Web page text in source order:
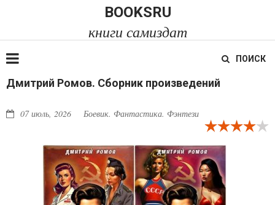
BOOKSRU
книги самиздат
ПОИСК
Дмитрий Ромов. Сборник произведений
07 июль, 2026 Боевик. Фантастика. Фэнтези